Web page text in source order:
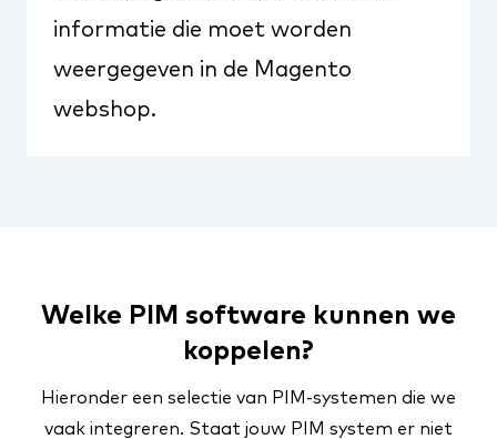
informatie die moet worden
weergegeven in de Magento
webshop.
Welke PIM software kunnen we
koppelen?
Hieronder een selectie van PIM-systemen die we
vaak integreren. Staat jouw PIM system er niet